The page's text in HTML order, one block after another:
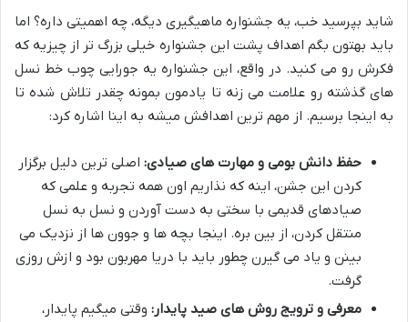
شاید بپرسید خب، یه جشنواره ماهیگیری دیگه، چه اهمیتی داره؟ اما
باید بهتون بگم اهداف پشت این جشنواره خیلی بزرگ تر از چیزیه که
فکرش رو می کنید. در واقع، این جشنواره یه جورایی چوب خط نسل
های گذشته رو علامت می زنه تا یادمون بمونه چقدر تلاش شده تا
به اینجا برسیم. از مهم ترین اهدافش میشه به اینا اشاره کرد:
حفظ دانش بومی و مهارت های صیادی: اصلی ترین دلیل برگزار
کردن این جشن، اینه که نذاریم اون همه تجربه و علمی که
صیادهای قدیمی با سختی به دست آوردن و نسل به نسل
منتقل کردن، از بین بره. اینجا بچه ها و جوون ها از نزدیک می
بینن و یاد می گیرن چطور باید با دریا مهربون بود و ازش روزی
گرفت.
معرفی و ترویج روش های صید پایدار: وقتی میگیم پایدار،